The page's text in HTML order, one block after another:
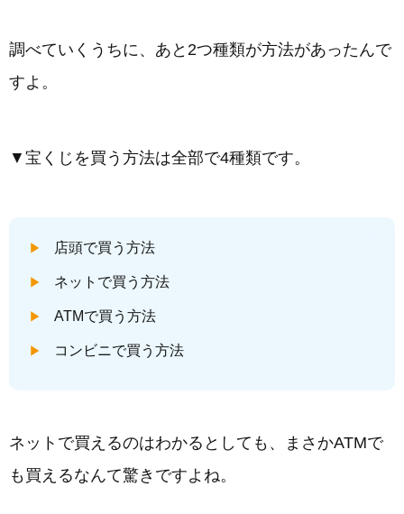
調べていくうちに、あと2つ種類が方法があったんで
すよ。
▼宝くじを買う方法は全部で4種類です。
店頭で買う方法
ネットで買う方法
ATMで買う方法
コンビニで買う方法
ネットで買えるのはわかるとしても、まさかATMで
も買えるなんて驚きですよね。